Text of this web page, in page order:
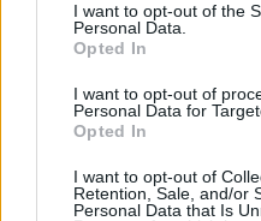
I want to opt-out of the
Personal Data.
Opted In
I want to opt-out of
Personal Data for
Opted In
I want to opt-out of
Retention, Sale, and/or
Personal Data that Is
Τεχνητή νοημοσύνη
07/08/2026 - 10:00
κολύμβηση
07/08/2026 - 09:00
Νέα δράση 850.000